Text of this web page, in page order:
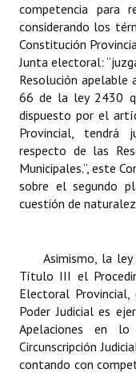
competencia para
considerando los
Constitución
Junta electoral:
Resolución
66 de la ley 2430
dispuesto por el
Provincial, tendrá
respecto de las
Municipales.”, este
sobre el segundo
cuestión de
Asimismo, la
Título III el
Electoral
Poder Judicial es
Apelaciones en
Circunscripción
contando con